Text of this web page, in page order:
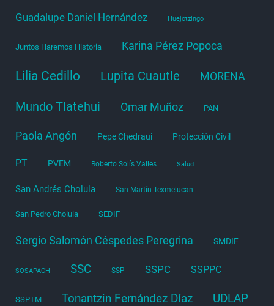
Guadalupe Daniel Hernández Huejotzingo
Juntos Haremos Historia Karina Pérez Popoca
Lilia Cedillo Lupita Cuautle MORENA
Mundo Tlatehui Omar Muñoz PAN
Paola Angón Pepe Chedraui Protección Civil
PT PVEM Roberto Solís Valles Salud
San Andrés Cholula San Martín Texmelucan
San Pedro Cholula SEDIF
Sergio Salomón Céspedes Peregrina SMDIF
SOSAPACH SSC SSP SSPC SSPPC
SSPTM Tonantzin Fernández Díaz UDLAP